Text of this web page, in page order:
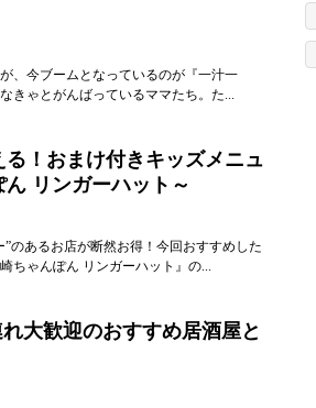
、今ブームとなっているのが『一汁一
きゃとがんばっているママたち。た...
！おまけ付きキッズメニュ
リンガーハット～
のあるお店が断然お得！今回おすすめした
ちゃんぽん リンガーハット』の...
大歓迎のおすすめ居酒屋と